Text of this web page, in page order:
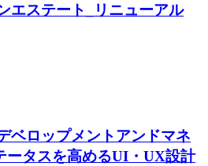
エステート_リニューアル
ベロップメントアンドマネ
ータスを高めるUI・UX設計